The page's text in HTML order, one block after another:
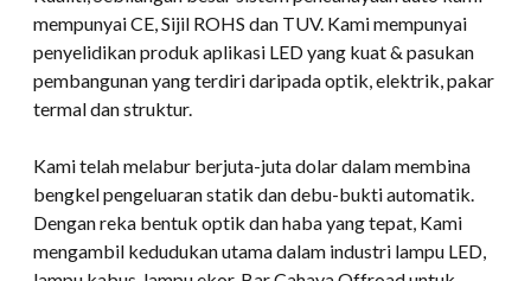
mempunyai CE, Sijil ROHS dan TUV. Kami mempunyai
penyelidikan produk aplikasi LED yang kuat & pasukan
pembangunan yang terdiri daripada optik, elektrik, pakar
termal dan struktur.
Kami telah melabur berjuta-juta dolar dalam membina
bengkel pengeluaran statik dan debu-bukti automatik.
Dengan reka bentuk optik dan haba yang tepat, Kami
mengambil kedudukan utama dalam industri lampu LED,